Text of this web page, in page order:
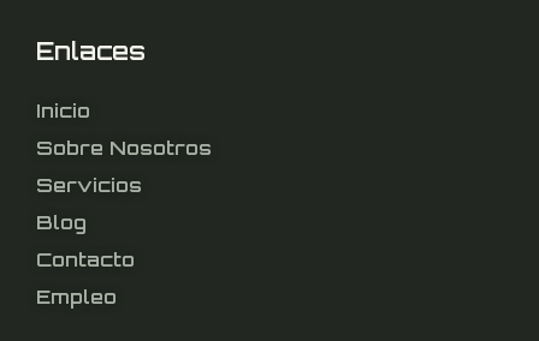
Enlaces
Inicio
Sobre Nosotros
Servicios
Blog
Contacto
Empleo